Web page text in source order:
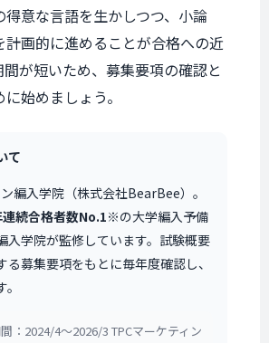
得意な言語を生かしつつ、小論
計画的に進めることが合格への近
が短いため、募集要項の確認と
始めましょう。
て
編入学院（株式会社BearBee）。
連続合格者数No.1※の大学編入予備
入学院が監修しています。試験概要
る募集要項をもとに毎年度確認し、
：2024/4〜2026/3 TPCマーケティン